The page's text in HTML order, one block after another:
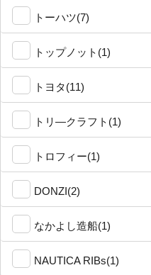
トーハツ(7)
トップノット(1)
トヨタ(11)
トリ―クラフト(1)
トロフィー(1)
DONZI(2)
なかよし造船(1)
NAUTICA RIBs(1)